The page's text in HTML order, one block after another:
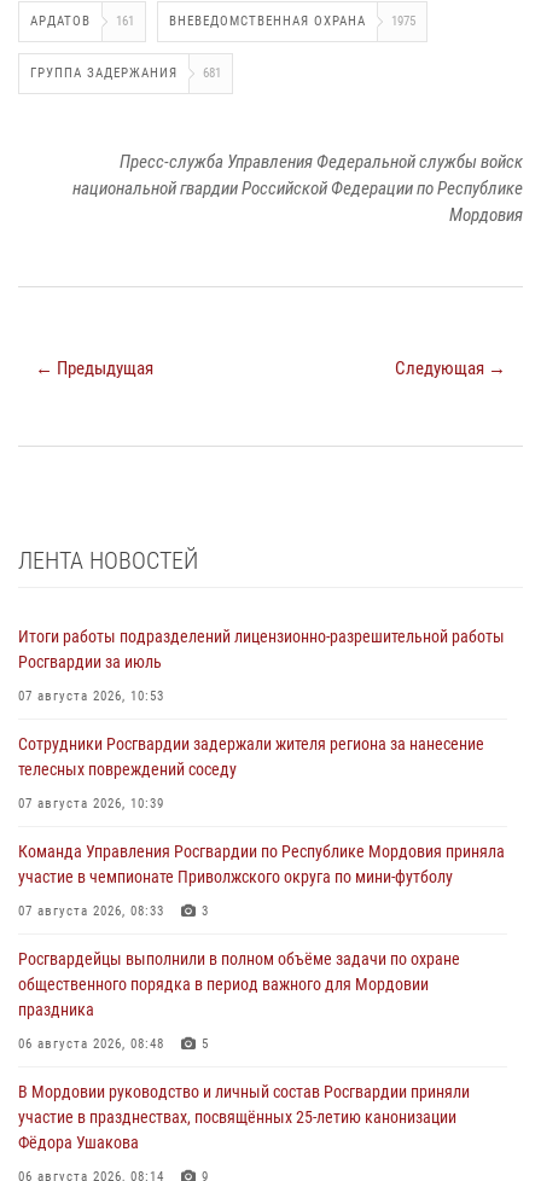
АРДАТОВ 161 ВНЕВЕДОМСТВЕННАЯ ОХРАНА 1975
ГРУППА ЗАДЕРЖАНИЯ 681
Пресс-служба Управления Федеральной службы войск
национальной гвардии Российской Федерации по Республике
Мордовия
← Предыдущая Следующая →
ЛЕНТА НОВОСТЕЙ
Итоги работы подразделений лицензионно-разрешительной работы
Росгвардии за июль
07 августа 2026, 10:53
Сотрудники Росгвардии задержали жителя региона за нанесение
телесных повреждений соседу
07 августа 2026, 10:39
Команда Управления Росгвардии по Республике Мордовия приняла
участие в чемпионате Приволжского округа по мини-футболу
07 августа 2026, 08:33 3
Росгвардейцы выполнили в полном объёме задачи по охране
общественного порядка в период важного для Мордовии
праздника
06 августа 2026, 08:48 5
В Мордовии руководство и личный состав Росгвардии приняли
участие в празднествах, посвящённых 25-летию канонизации
Фёдора Ушакова
06 августа 2026, 08:14 9